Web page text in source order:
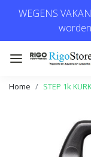
WEGENS
Home STEP 1k